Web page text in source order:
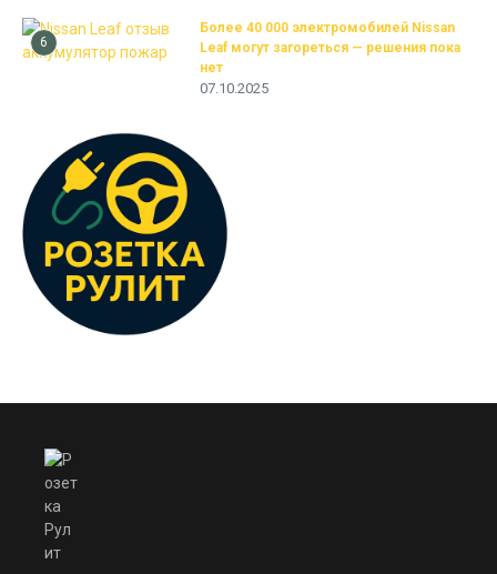
6
Более 40 000 электромобилей Nissan
Leaf могут загореться — решения пока
нет
07.10.2025